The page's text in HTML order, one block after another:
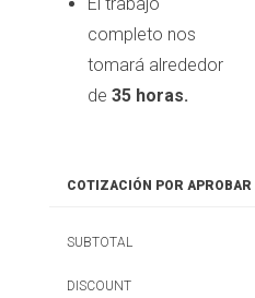
completo nos
tomará alrededor
de 35 horas.
COTIZACIÓN POR APROBAR
SUBTOTAL
DISCOUNT